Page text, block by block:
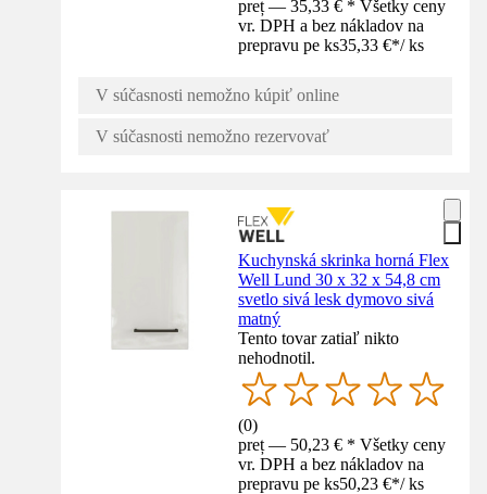
preț — 35,33 € * Všetky ceny
vr. DPH a bez nákladov na
prepravu pe ks35,33 €*/ ks
V súčasnosti nemožno kúpiť online
V súčasnosti nemožno rezervovať
Kuchynská skrinka horná Flex
Well Lund 30 x 32 x 54,8 cm
svetlo sivá lesk dymovo sivá
matný
Tento tovar zatiaľ nikto
nehodnotil.
(0)
preț — 50,23 € * Všetky ceny
vr. DPH a bez nákladov na
prepravu pe ks50,23 €*/ ks